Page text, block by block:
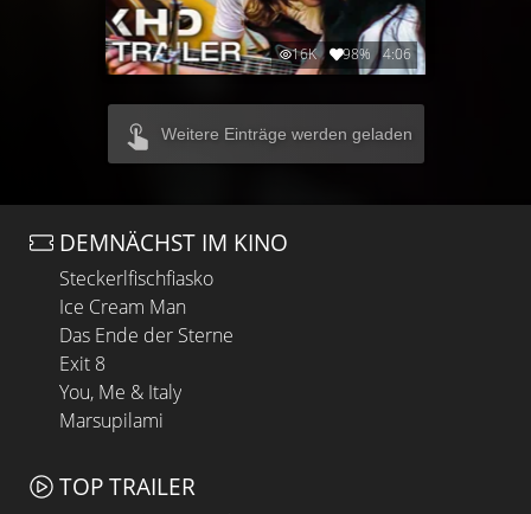
16K 98% 4:06
Weitere Einträge werden geladen
DEMNÄCHST IM KINO
Steckerlfischfiasko
Ice Cream Man
Das Ende der Sterne
Exit 8
You, Me & Italy
Marsupilami
TOP TRAILER